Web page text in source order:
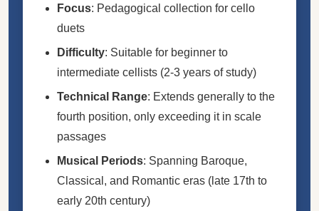
Focus: Pedagogical collection for cello
duets
Difficulty: Suitable for beginner to
intermediate cellists (2-3 years of study)
Technical Range: Extends generally to the
fourth position, only exceeding it in scale
passages
Musical Periods: Spanning Baroque,
Classical, and Romantic eras (late 17th to
early 20th century)